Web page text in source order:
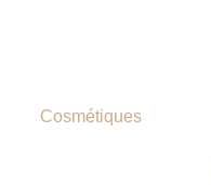
Cosmétiques